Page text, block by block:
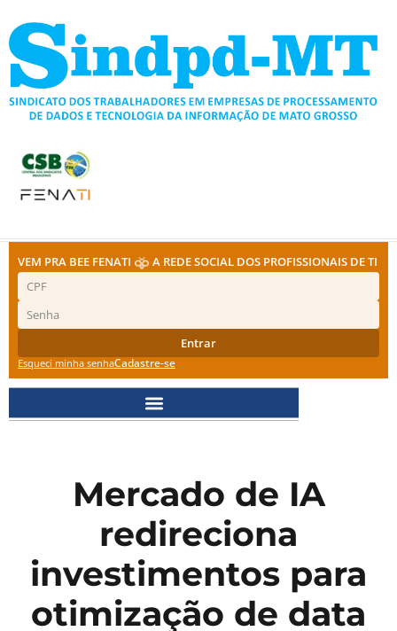
para
conteúdo
VEM PRA BEE FENATI A REDE SOCIAL DOS PROFISSIONAIS DE TI
Entrar
Esqueci minha senhaCadastre-se
Mercado de IA
redireciona
investimentos para
otimização de data